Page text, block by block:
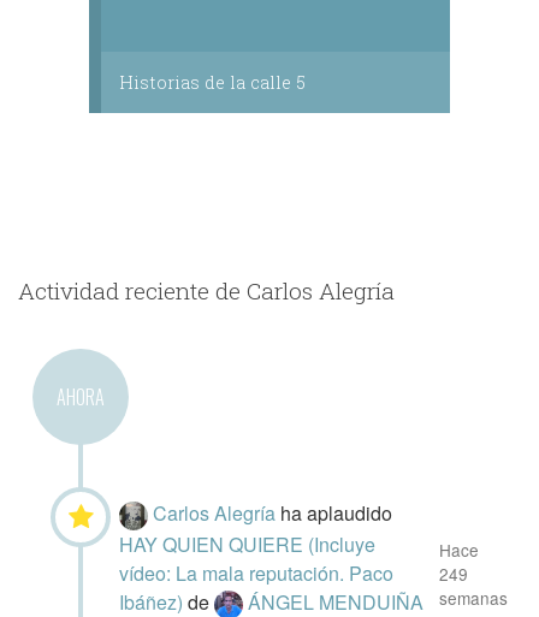
Historias de la calle 5
Actividad reciente de Carlos Alegría
AHORA
Carlos Alegría ha aplaudido
HAY QUIEN QUIERE (Incluye
vídeo: La mala reputación. Paco
Ibáñez)de
ÁNGEL MENDUIÑA
Hace
249
semanas